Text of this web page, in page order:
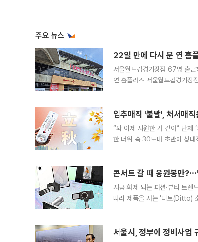
주요 뉴스
22일 만에 다시 문 연 홈
서울월드컵경기장점 67명 출
연 홈플러스 서울월드컵경기장
입추매직 '불발', 처서매
“와 이제 시원한 거 같아” 단체
한 더위 속 30도대 초반이 상대
콘서트 갈 때 응원봉만
지금 화제 되는 패션·뷰티 트렌
따라 제품을 사는 '디토(Ditto)
서울시, 정부에 정비사